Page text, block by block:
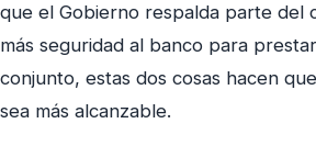
que el Gobierno respalda parte del
más seguridad al banco para
conjunto, estas dos cosas hacen
sea más alcanzable.